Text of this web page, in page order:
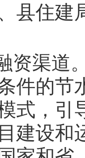
县住建
资渠
件的节
式，引
建设和